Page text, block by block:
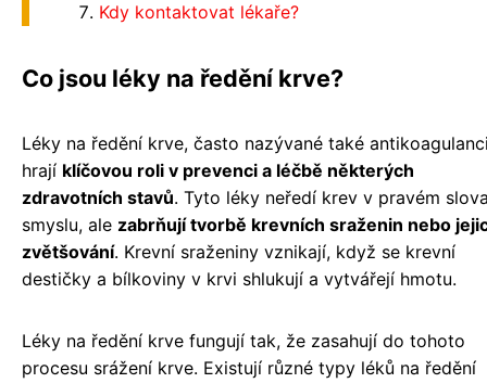
Kdy kontaktovat lékaře?
Co jsou léky na ředění krve?
Léky na ředění krve, často nazývané také
hrají klíčovou roli v prevenci a léčbě některých
zdravotních stavů. Tyto léky neředí krev v pravém
smyslu, ale zabrňují tvorbě krevních sraženin nebo
zvětšování. Krevní sraženiny vznikají, když se krevní
destičky a bílkoviny v krvi shlukují a vytvářejí hmotu.
Léky na ředění krve fungují tak, že zasahují do tohoto
procesu srážení krve. Existují různé typy léků na ředění